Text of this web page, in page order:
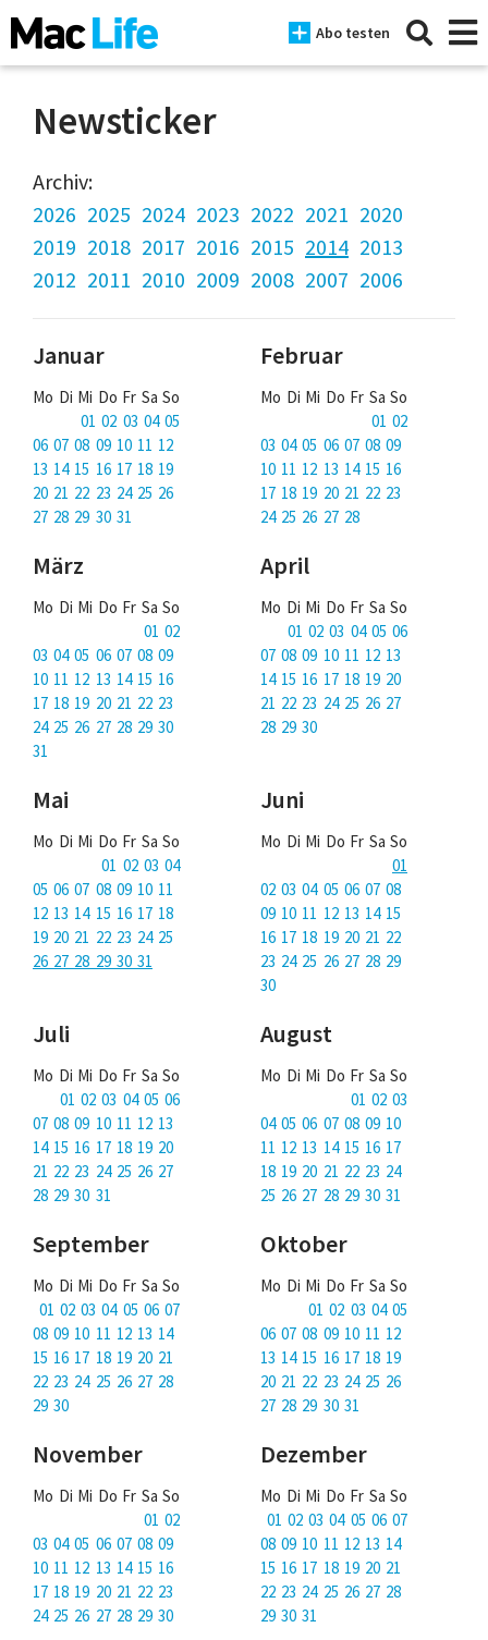
Abo testen
News
iPhone
Mac
Tests
Tipps
Magazine
Über uns
Mac Life+
Anmelden
Newsticker
Archiv:
2026 2025 2024 2023 2022 2021 2020
2019 2018 2017 2016 2015 2014 2013
2012 2011 2010 2009 2008 2007 2006
Januar
Mo Di Mi Do Fr Sa So
01 02 03 04 05
06 07 08 09 10 11 12
13 14 15 16 17 18 19
20 21 22 23 24 25 26
27 28 29 30 31
Februar
Mo Di Mi Do Fr Sa So
01 02
03 04 05 06 07 08 09
10 11 12 13 14 15 16
17 18 19 20 21 22 23
24 25 26 27 28
März
Mo Di Mi Do Fr Sa So
01 02
03 04 05 06 07 08 09
10 11 12 13 14 15 16
17 18 19 20 21 22 23
24 25 26 27 28 29 30
31
April
Mo Di Mi Do Fr Sa So
01 02 03 04 05 06
07 08 09 10 11 12 13
14 15 16 17 18 19 20
21 22 23 24 25 26 27
28 29 30
Mai
Mo Di Mi Do Fr Sa So
01 02 03 04
05 06 07 08 09 10 11
12 13 14 15 16 17 18
19 20 21 22 23 24 25
26 27 28 29 30 31
Juni
Mo Di Mi Do Fr Sa So
01
02 03 04 05 06 07 08
09 10 11 12 13 14 15
16 17 18 19 20 21 22
23 24 25 26 27 28 29
30
Juli
Mo Di Mi Do Fr Sa So
01 02 03 04 05 06
07 08 09 10 11 12 13
14 15 16 17 18 19 20
21 22 23 24 25 26 27
28 29 30 31
August
Mo Di Mi Do Fr Sa So
01 02 03
04 05 06 07 08 09 10
11 12 13 14 15 16 17
18 19 20 21 22 23 24
25 26 27 28 29 30 31
September
Mo Di Mi Do Fr Sa So
01 02 03 04 05 06 07
08 09 10 11 12 13 14
15 16 17 18 19 20 21
22 23 24 25 26 27 28
29 30
Oktober
Mo Di Mi Do Fr Sa So
01 02 03 04 05
06 07 08 09 10 11 12
13 14 15 16 17 18 19
20 21 22 23 24 25 26
27 28 29 30 31
November
Mo Di Mi Do Fr Sa So
01 02
03 04 05 06 07 08 09
10 11 12 13 14 15 16
17 18 19 20 21 22 23
24 25 26 27 28 29 30
Dezember
Mo Di Mi Do Fr Sa So
01 02 03 04 05 06 07
08 09 10 11 12 13 14
15 16 17 18 19 20 21
22 23 24 25 26 27 28
29 30 31